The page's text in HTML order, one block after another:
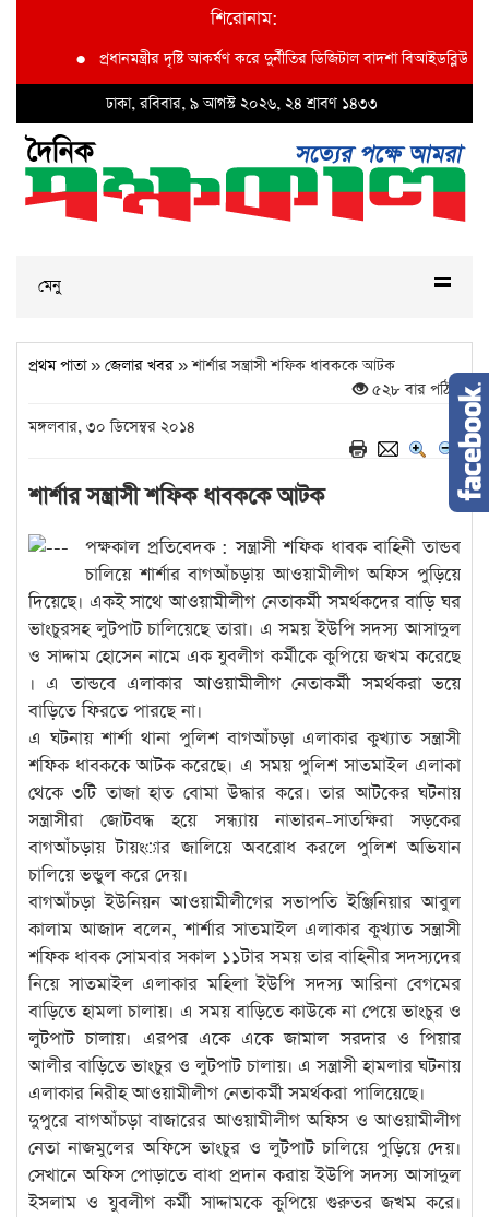
শিরোনাম:
প্রধানমন্ত্রীর দৃষ্টি আকর্ষণ করে দুর্নীতির ডিজিটাল বাদশা বিআইডব্লিউটিএর
ঢাকা, রবিবার, ৯ আগস্ট ২০২৬, ২৪ শ্রাবণ ১৪৩৩
মেনু
প্রথম পাতা» জেলার খবর » শার্শার সন্ত্রাসী শফিক ধাবককে আটক
৫২৮ বার পঠিত
মঙ্গলবার, ৩০ ডিসেম্বর ২০১৪
শার্শার সন্ত্রাসী শফিক ধাবককে আটক
পক্ষকাল প্রতিবেদক : সন্ত্রাসী শফিক ধাবক বাহিনী তান্ডব
চালিয়ে শার্শার বাগআঁচড়ায় আওয়ামীলীগ অফিস পুড়িয়ে
দিয়েছে। একই সাথে আওয়ামীলীগ নেতাকর্মী সমর্থকদের বাড়ি ঘর
ভাংচুরসহ লুটপাট চালিয়েছে তারা। এ সময় ইউপি সদস্য আসাদুল
ও সাদ্দাম হোসেন নামে এক যুবলীগ কর্মীকে কুপিয়ে জখম করেছে
। এ তান্ডবে এলাকার আওয়ামীলীগ নেতাকর্মী সমর্থকরা ভয়ে
বাড়িতে ফিরতে পারছে না।
এ ঘটনায় শার্শা থানা পুলিশ বাগআঁচড়া এলাকার কুখ্যাত সন্ত্রাসী
শফিক ধাবককে আটক করেছে। এ সময় পুলিশ সাতমাইল এলাকা
থেকে ৩টি তাজা হাত বোমা উদ্ধার করে। তার আটকের ঘটনায়
সন্ত্রাসীরা জোটবদ্ধ হয়ে সন্ধ্যায় নাভারন-সাতক্ষিরা সড়কের
বাগআঁচড়ায় টায়ংার জালিয়ে অবরোধ করলে পুলিশ অভিযান
চালিয়ে ভন্ডুল করে দেয়।
বাগআঁচড়া ইউনিয়ন আওয়ামীলীগের সভাপতি ইঞ্জিনিয়ার আবুল
কালাম আজাদ বলেন, শার্শার সাতমাইল এলাকার কুখ্যাত সন্ত্রাসী
শফিক ধাবক সোমবার সকাল ১১টার সময় তার বাহিনীর সদস্যদের
নিয়ে সাতমাইল এলাকার মহিলা ইউপি সদস্য আরিনা বেগমের
বাড়িতে হামলা চালায়। এ সময় বাড়িতে কাউকে না পেয়ে ভাংচুর ও
লুটপাট চালায়। এরপর একে একে জামাল সরদার ও পিয়ার
আলীর বাড়িতে ভাংচুর ও লুটপাট চালায়। এ সন্ত্রাসী হামলার ঘটনায়
এলাকার নিরীহ আওয়ামীলীগ নেতাকর্মী সমর্থকরা পালিয়েছে।
দুপুরে বাগআঁচড়া বাজারের আওয়ামীলীগ অফিস ও আওয়ামীলীগ
নেতা নাজমুলের অফিসে ভাংচুর ও লুটপাট চালিয়ে পুড়িয়ে দেয়।
সেখানে অফিস পোড়াতে বাধা প্রদান করায় ইউপি সদস্য আসাদুল
ইসলাম ও যুবলীগ কর্মী সাদ্দামকে কুপিয়ে গুরুতর জখম করে।